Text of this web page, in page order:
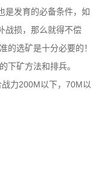
是发育的必备条件，如
战损，那么就得不偿
的选矿是十分必要的！
下矿方法和排兵。
战力200M以下，70M以